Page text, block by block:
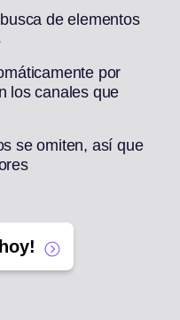
de elementos
por
los canales que
se omiten, así que